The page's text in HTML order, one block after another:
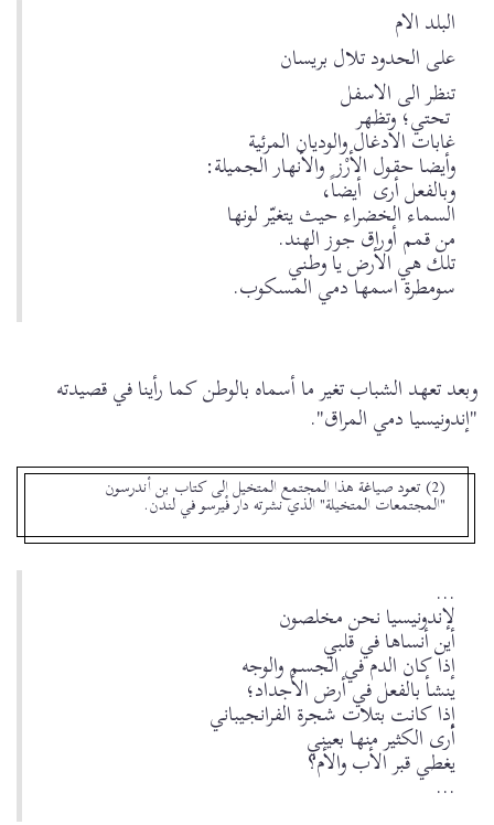
البلد الام
على الحدود تلال بريسان
تنظر الى الاسفل
تحتي؛ وتظهر
غابات الادغال والوديان المرئية
وأيضا حقول الأرْز والأنهار الجميلة:
وبالفعل أرى أيضاً،
السماء الخضراء حيث يتغيّر لونها
من قمم أوراق جوز الهند.
تلك هي الأرض يا وطني
سومطرة اسمها دمي المسكوب.
وبعد تعهد الشباب تغير ما أسماه بالوطن كما رأينا في قصيدته
"إندونيسيا دمي المراق".
(2) تعود صياغة هذا المجتمع المتخيل إلى كتاب بن أندرسون
"المجتمعات المتخيلة" الذي نشرته دار فيرسو في لندن.
...
لإندونيسيا نحن مخلصون
أين أنساها في قلبي
إذا كان الدم في الجسم والوجه
ينشأ بالفعل في أرض الأجداد؛
إذا كانت بتلات شجرة الفرانجيباني
أرى الكثير منها بعيني
يغطي قبر الأب والأم؟
...